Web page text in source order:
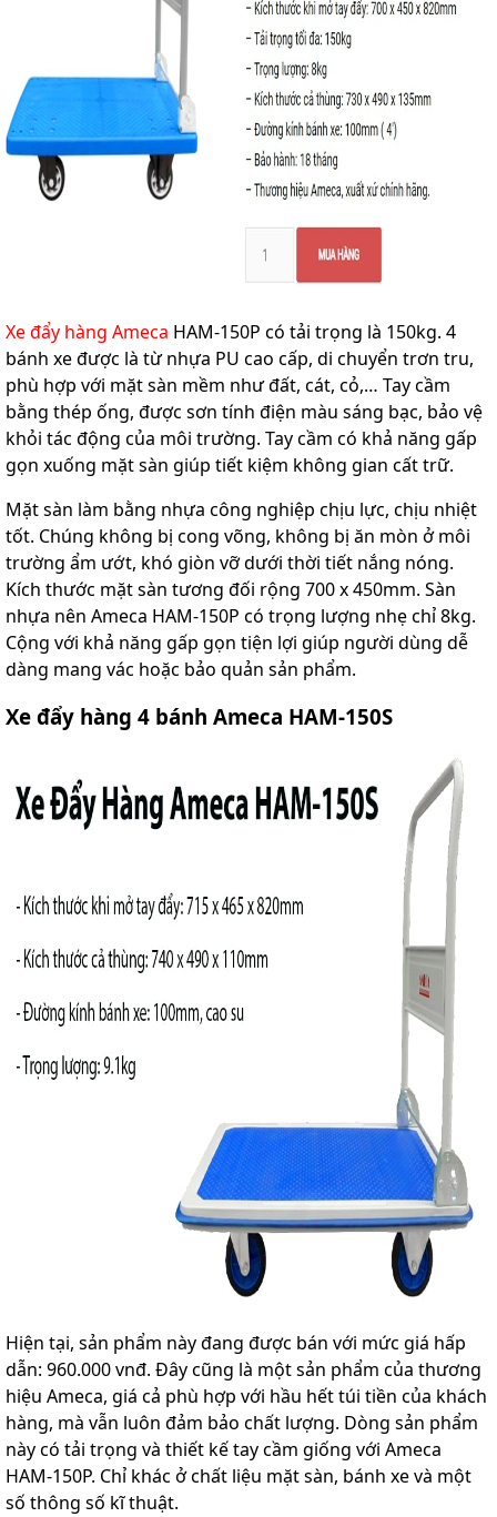
Xe đẩy hàng Ameca HAM-150P có tải trọng là 150kg. 4
bánh xe được là từ nhựa PU cao cấp, di chuyển trơn tru,
phù hợp với mặt sàn mềm như đất, cát, cỏ,… Tay cầm
bằng thép ống, được sơn tính điện màu sáng bạc, bảo vệ
khỏi tác động của môi trường. Tay cầm có khả năng gấp
gọn xuống mặt sàn giúp tiết kiệm không gian cất trữ.
Mặt sàn làm bằng nhựa công nghiệp chịu lực, chịu nhiệt
tốt. Chúng không bị cong võng, không bị ăn mòn ở môi
trường ẩm ướt, khó giòn vỡ dưới thời tiết nắng nóng.
Kích thước mặt sàn tương đối rộng 700 x 450mm. Sàn
nhựa nên Ameca HAM-150P có trọng lượng nhẹ chỉ 8kg.
Cộng với khả năng gấp gọn tiện lợi giúp người dùng dễ
dàng mang vác hoặc bảo quản sản phẩm.
Xe đẩy hàng 4 bánh Ameca HAM-150S
Hiện tại, sản phẩm này đang được bán với mức giá hấp
dẫn: 960.000 vnđ. Đây cũng là một sản phẩm của thương
hiệu Ameca, giá cả phù hợp với hầu hết túi tiền của khách
hàng, mà vẫn luôn đảm bảo chất lượng. Dòng sản phẩm
này có tải trọng và thiết kế tay cầm giống với Ameca
HAM-150P. Chỉ khác ở chất liệu mặt sàn, bánh xe và một
số thông số kĩ thuật.